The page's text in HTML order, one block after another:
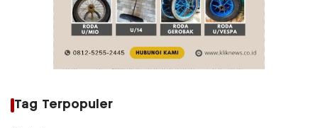
Tag Terpopuler